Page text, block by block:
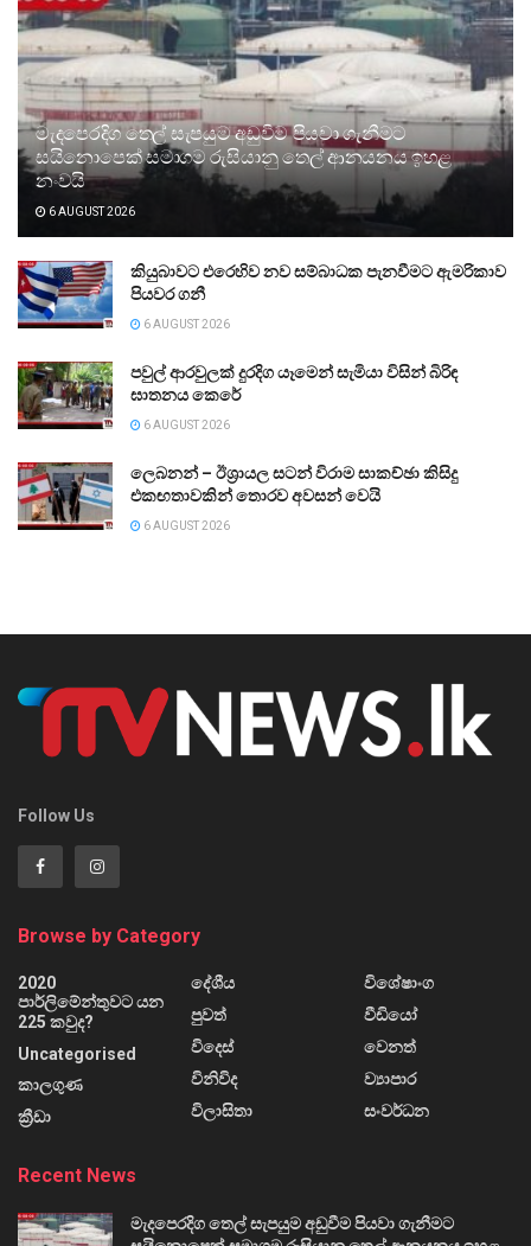
මැදපෙරදිග තෙල් සැපයුම අඩුවීම පියවා ගැනීමට
සයිනොපෙක් සමාගම රුසියානු තෙල් ආනයනය ඉහළ
නංවයි
6 AUGUST 2026
කියුබාවට එරෙහිව නව සම්බාධක පැනවීමට ඇමරිකාව
පියවර ගනී
6 AUGUST 2026
පවුල් ආරවුලක් දුරදිග යෑමෙන් සැමියා විසින් බිරිඳ
ඝාතනය කෙරේ
6 AUGUST 2026
ලෙබනන් – ඊශ්‍රායල සටන් විරාම සාකච්ඡා කිසිදු
එකඟතාවකින් තොරව අවසන් වෙයි
6 AUGUST 2026
Follow Us
Browse by Category
2020
පාර්ලිමේන්තුවට යන
225 කවුද?
Uncategorised
කාලගුණ
ක්‍රීඩා
දේශීය
පුවත්
විදෙස්
විනිවිද
විලාසිතා
විශේෂාංග
වීඩියෝ
වෙනත්
ව්‍යාපාර
සංවර්ධන
Recent News
මැදපෙරදිග තෙල් සැපයුම අඩුවීම පියවා ගැනීමට